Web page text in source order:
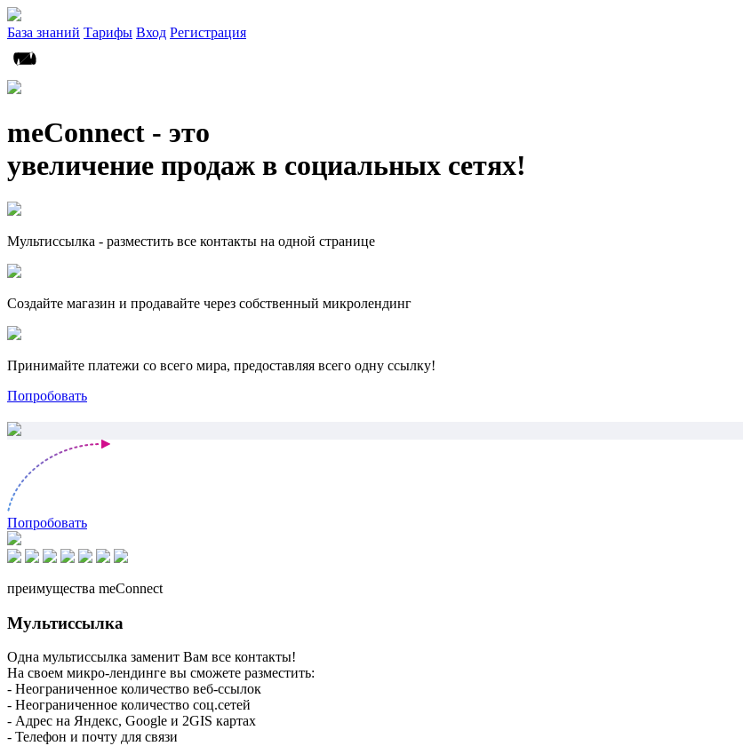
База знаний Тарифы Вход Регистрация
meConnect - это
увеличение продаж в социальных сетях!
Мультиссылка - разместить все контакты на одной странице
Создайте магазин и продавайте через собственный микролендинг
Принимайте платежи со всего мира, предоставляя всего одну ссылку!
Попробовать
Попробовать
преимущества meConnect
Мультиссылка
Одна мультиссылка заменит Вам все контакты!
На своем микро-лендинге вы сможете разместить:
- Неограниченное количество веб-ссылок
- Неограниченное количество соц.сетей
- Адрес на Яндекс, Google и 2GIS картах
- Телефон и почту для связи